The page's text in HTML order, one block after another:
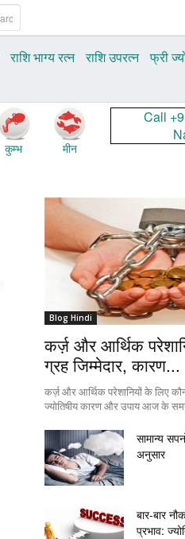
राशि भाग्य रत्न राशि उपरत्न फ्री
कुम्भ मीन
Call
Blog Hindi
कर्ज़ और आर्थिक
ग्रह जिम्मेदार, कारण...
कर्ज़ और आर्थिक परेशानियों के लिए
ज्योतिषीय कारण और उपाय आज के
सामान्य
अनुसार
बार-बार
प्रभाव: